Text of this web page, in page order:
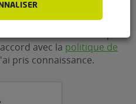
personnelles
de la demande
avec la politique de
pris connaissance.